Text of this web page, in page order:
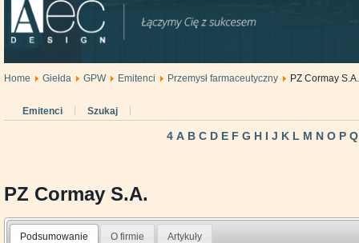
Home Giełda GPW Emitenci Przemysł farmaceutyczny PZ Cormay S.A.
Emitenci Szukaj
4 A B C D E F G H I J K L M N O P Q
PZ Cormay S.A.
Podsumowanie O firmie Artykuły